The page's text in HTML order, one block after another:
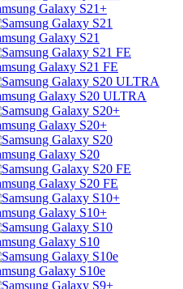
Galaxy S21+
Galaxy S21
Galaxy S21 FE
Galaxy S20 ULTRA
Galaxy S20+
Galaxy S20
Galaxy S20 FE
Galaxy S10+
Galaxy S10
Galaxy S10e